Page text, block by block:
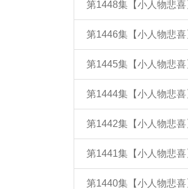
第1448集【小人物悲
第1446集【小人物悲
第1445集【小人物悲
第1444集【小人物悲
第1442集【小人物悲
第1441集【小人物悲
第1440集【小人物悲